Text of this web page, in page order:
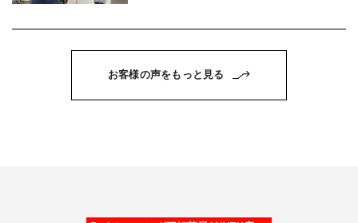
お客様の声をもっと見る